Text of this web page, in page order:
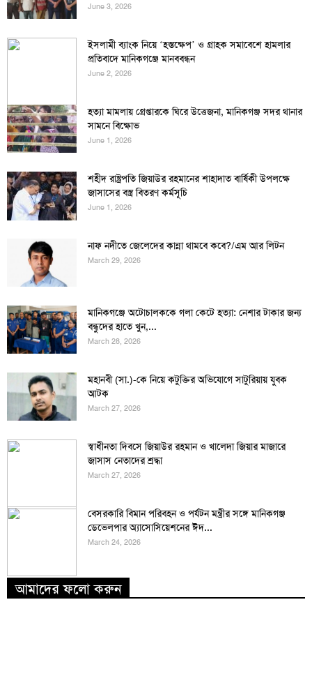
June 3, 2026
ইসলামী ব্যাংক নিয়ে ‘হস্তক্ষেপ’ ও গ্রাহক সমাবেশে হামলার
প্রতিবাদে মানিকগঞ্জে মানববন্ধন
June 2, 2026
হত্যা মামলায় গ্রেপ্তারকে ঘিরে উত্তেজনা, মানিকগঞ্জ সদর থানার
সামনে বিক্ষোভ
June 1, 2026
শহীদ রাষ্ট্রপতি জিয়াউর রহমানের শাহাদাত বার্ষিকী উপলক্ষে
জাসাসের বস্ত্র বিতরণ কর্মসূচি
June 1, 2026
নাফ নদীতে জেলেদের কান্না থামবে কবে?/এম আর লিটন
March 29, 2026
মানিকগঞ্জে অটোচালককে গলা কেটে হত্যা: নেশার টাকার জন্য
বন্ধুদের হাতে খুন,...
March 28, 2026
মহানবী (সা.)-কে নিয়ে কটুক্তির অভিযোগে সাটুরিয়ায় যুবক
আটক
March 27, 2026
স্বাধীনতা দিবসে জিয়াউর রহমান ও খালেদা জিয়ার মাজারে
জাসাস নেতাদের শ্রদ্ধা
March 27, 2026
বেসরকারি বিমান পরিবহন ও পর্যটন মন্ত্রীর সঙ্গে মানিকগঞ্জ
ডেভেলপার অ্যাসোসিয়েশনের ঈদ...
March 24, 2026
আমাদের ফলো করুন